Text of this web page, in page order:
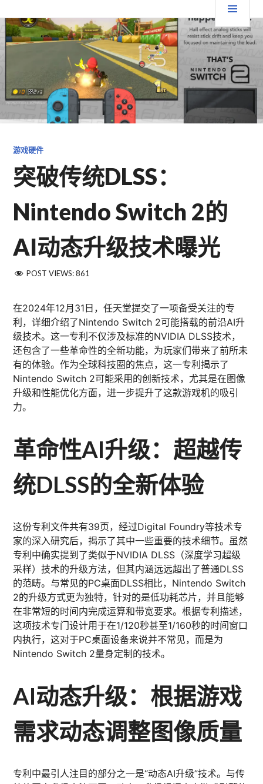
至
内
容
TGFC LIFESTYLE
菜
游戏硬件
突破传统DLSS：
Nintendo Switch 2的
AI动态升级技术曝光
POST VIEWS: 861
在2024年12月31日，任天堂提交了一项备受关注的专
利，详细介绍了Nintendo Switch 2可能搭载的前沿AI升
级技术。这一专利不仅涉及标准的NVIDIA DLSS技术，
还包含了一些革命性的全新功能，为玩家们带来了前所未
有的体验。作为全球科技圈的焦点，这一专利揭示了
Nintendo Switch 2可能采用的创新技术，尤其是在图像
升级和性能优化方面，进一步提升了这款游戏机的吸引
力。
革命性AI升级：超越传
统DLSS的全新体验
这份专利文件共有39页，经过Digital Foundry等技术专
家的深入研究后，揭示了其中一些重要的技术细节。虽然
专利中确实提到了类似于NVIDIA DLSS（深度学习超级
采样）技术的升级方法，但其内涵远远超出了普通DLSS
的范畴。与常见的PC桌面DLSS相比，Nintendo Switch
2的升级方式更为独特，针对的是低功耗芯片，并且能够
在非常短的时间内完成运算和带宽要求。根据专利描述，
这项技术专门设计用于在1/120秒甚至1/160秒的时间窗口
内执行，这对于PC桌面设备来说并不常见，而是为
Nintendo Switch 2量身定制的技术。
AI动态升级：根据游戏
需求动态调整图像质量
专利中最引人注目的部分之一是“动态AI升级”技术。与传